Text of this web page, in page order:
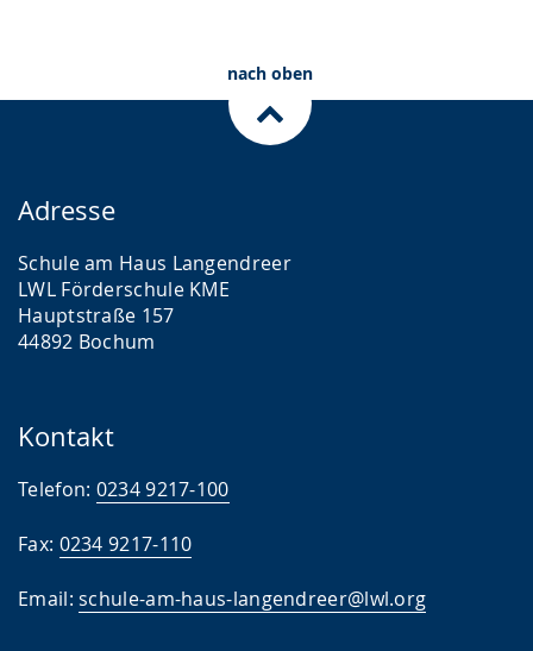
nach oben
Adresse
Schule am Haus Langendreer
LWL Förderschule KME
Hauptstraße 157
44892 Bochum
Kontakt
Telefon: 0234 9217-100
Fax: 0234 9217-110
Email:schule-am-haus-langendreer@lwl.org